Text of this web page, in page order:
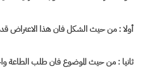
أولا : من حيث الشكل فان هذا الاعتراض
ثانيا : من حيث الموضوع فان طلب الطاعة